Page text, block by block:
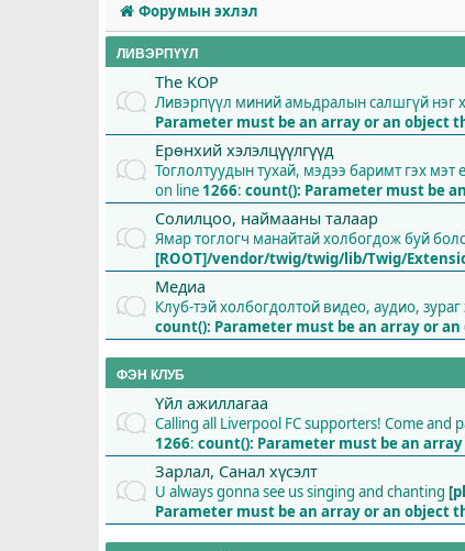
Форумын эхлэл
ЛИВЭРПҮҮЛ
The KOP
Ливэрпүүл миний амьдралын салшгүй нэг
Parameter must be an array or an object
Ерөнхий хэлэлцүүлгүүд
Тоглолтуудын тухай, мэдээ баримт гэх мэт
on line 1266: count(): Parameter must be
Солилцоо, наймааны талаар
Ямар тоглогч манайтай холбогдож буй
[ROOT]/vendor/twig/twig/lib/Twig/
Медиа
Клуб-тэй холбогдолтой видео, аудио, зураг
count(): Parameter must be an array or
ФЭН КЛУБ
Үйл ажиллагаа
Calling all Liverpool FC supporters! Come and
1266: count(): Parameter must be an
Зарлал, Санал хүсэлт
U always gonna see us singing and chanting
Parameter must be an array or an object